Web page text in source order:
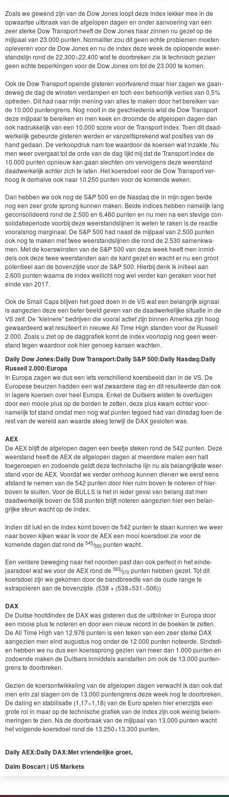
Zoals we gewend zijn van de Dow Jones loopt deze index lekker mee in de
opwaartse uit­braak van de afgelopen dagen en onder aan­vo­er­ing van een
zeer sterke Dow Trans­port heeft de Dow Jones haar zin­nen nu gezet op de
mijl­paal van 23.000 pun­ten. Nor­maliter zou dit geen echte prob­le­men moeten
oplev­eren voor de Dow Jones en nu de index deze week de oplopende weer­
stand­sli­jn rond de 22.300÷22.400 wist te door­breken zie ik tech­nisch gezien
geen echte beperkin­gen voor de Dow Jones om tot de 23.000 te komen.
Ook de Dow Trans­port opende gis­teren voort­varend maar hier zagen we gaan­
deweg de dag de win­sten ver­damp­en en toch een behoor­lijk ver­lies van 0,5%
optre­den. Dit had naar mijn mening van alles te mak­en door het bereiken van
de 10.000 pun­ten­grens. Nog nooit in de geschiede­nis wist de Dow Trans­port
deze mijl­paal te bereiken en men keek en droomde de afgelopen dagen dan
ook nadrukke­lijk van een 10.000 score voor de Trans­port index. Toen dit daad­
w­erke­lijk gebeurde gis­teren wer­den er vanzelf­sprek­end wat posi­ties van de
hand gedaan. De verkoop­druk nam toe waar­door de koersen wat inza­k­te. Nu
men weer over­gaat tot de orde van de dag lijkt mij dat de Trans­port index de
10.000 pun­ten opnieuw kan gaan slecht­en om ver­vol­gens deze weer­stand
daad­w­erke­lijk achter zich te lat­en. Het koers­doel voor de Dow Trans­port ver­
hoog ik der­halve ook naar 10.250 pun­ten voor de komende weken.
Dan hebben we ook nog de S&P500 en de Nas­daq die in mijn ogen bei­de
nog een zeer grote sprong kun­nen mak­en. Bei­de indices hebben namelijk lang
gecon­solideerd rond de 2.500 en 6.460 pun­ten en nu men na een ste­vige con­
sol­i­datiepe­ri­ode voor­bij deze weer­stand­sli­j­nen is weten te rak­en is de reac­tie
vooral­snog mar­gin­aal. De S&P500 had naast de mijl­paal van 2.500 pun­ten
ook nog te mak­en met twee weer­stand­sli­j­nen die rond de 2.530 samenkwa­
men. Met de koer­swin­sten van de S&P500 van deze week heeft men inmid­
dels ook deze twee weer­standen aan de kant gezet en wacht er nu een groot
poten­tieel aan de boven­z­i­jde voor de S&P500. Hier­bij denk ik ini­tieel aan
2.600 pun­ten waar­na de index wellicht nog wel verder kan ger­ak­en voor het
einde van 2017.
Ook de Small Caps bli­jven het goed doen in de VSwat een belan­grijk sig­naal
is aangezien deze een beter beeld geven van de daad­w­erke­lijke sit­u­atie in de
VSzelf. De ”kleinere” bedri­jven die vooral actief zijn bin­nen Ameri­ka zijn hoog
gewaardeerd wat resul­teert in nieuwe All Time High standen voor de Rus­sell
2.000. Zoals u ziet op de dag­grafiek komt de index voor­lop­ig nog geen weer­
stand tegen waar­door ook hier genoeg kansen wachten.
Dai­ly Dow Jones:Dai­ly Dow Trans­port:Dai­ly S&P500:Dai­ly Nas­daq:Dai­ly
Rus­sell2.000:Europa
In Europa zagen we dus een iets ver­schil­lend koers­beeld dan in de VS. De
Europese beurzen had­den een wat zwaardere dag en dit resul­teerde dan ook
in lagere koersen over heel Europa. Enkel de Duit­sers wis­ten te over­tu­igen
door een mooie plus op de bor­den te zetten, deze plus kwam echter voor­
namelijk tot stand omdat men nog wat pun­ten tegoed had van dins­dag toen de
rest van de wereld aan waarde steeg ter­wi­jl de DAXges­loten was.
AEX
De AEXbli­jft de afgelopen dagen een beet­je steken rond de 542 pun­ten. Deze
weer­stand heeft de AEXde afgelopen dagen al meerdere malen een halt
toegeroepen en zodoende geldt deze tech­nis­che lijn nu als belan­grijk­ste weer­
stand voor de AEX. Voor­dat we verder omhoog kun­nen dienen we eerst eens
afs­tand te nemen van de 542 pun­ten door hier ruim boven te noteren of hier­
boven te sluiten. Voor de BULLSis het in ieder geval van belang dat men
daad­w­erke­lijk boven de 538 pun­ten bli­jft noteren aangezien hier een belan­
grijke ste­un wacht op de index.
Indi­en dit lukt en de index komt boven de 542 pun­ten te staan kun­nen we weer
naar boven kijken waar ik voor de AEXeen mooi koers­doel zie voor de
komende dagen dat rond de 545⁄550 pun­ten wacht.
Een verdere beweg­ing naar het noor­den past dan ook per­fect in het ein­de­
jaars­doel wat we voor de AEXrond de 563⁄570 pun­ten hebben gezet. Tot dit
koers­doel zijn we gekomen door de band­breedte van de oude range te
extrapol­eren aan de boven­z­i­jde. (538 + (538÷531−506))
DAX
De Duitse hoofdin­dex de DAXwas gis­teren dus de uit­blink­er in Europa door
een mooie plus te noteren en door een nieuw record in de boeken te zetten.
De All Time High van 12.976 pun­ten is een teken van een zeer sterke DAX
aangezien men eind augus­tus nog onder de 12.000 pun­ten noteerde. Sinds­di­
en hebben we nu dus een koerssprong gezien van meer dan 1.000 pun­ten en
zodoende mak­en de Duit­sers inmid­dels aanstal­ten om ook de 13.000 pun­ten­
grens te door­breken.
Gezien de koer­son­twik­kel­ing van de afgelopen dagen verwacht ik dan ook dat
men erin zal sla­gen om de 13.000 pun­ten­grens deze week nog te door­breken.
De dal­ing en sta­bil­isatie (1,17÷1,18) van de Euro spe­len hier enerz­i­jds een
grote rol in maar op de tech­nis­che grafiek van de index zijn ook weinig belem­
merin­gen te zien. Na de door­braak van de mijl­paal van 13.000 pun­ten wacht
het vol­gende koers­doel rond de 13.250÷13.300 punten.
Dai­lyAEX:Dai­ly DAX:Met vrien­delijke groet,
Daïm Boscart | USMarkets